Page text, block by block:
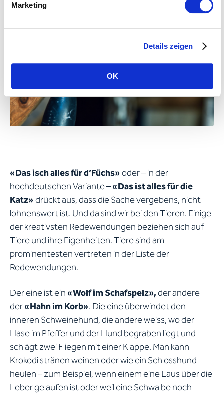
Marketing
Details zeigen
OK
«Das isch alles für d’Füchs» oder – in der
hochdeutschen Variante –«Das ist alles für die
Katz» drückt aus, dass die Sache vergebens, nicht
lohnenswert ist. Und da sind wir bei den Tieren. Einige
der kreativsten Redewendungen beziehen sich auf
Tiere und ihre Eigenheiten. Tiere sind am
prominentesten vertreten in der Liste der
Redewendungen.
Der eine ist ein «Wolf im Schafspelz»,der andere
der«Hahn im Korb». Die eine überwindet den
inneren Schweinehund, die andere weiss, wo der
Hase im Pfeffer und der Hund begraben liegt und
schlägt zwei Fliegen mit einer Klappe. Man kann
Krokodilstränen weinen oder wie ein Schlosshund
heulen – zum Beispiel, wenn einem eine Laus über die
Leber gelaufen ist oder weil eine Schwalbe noch